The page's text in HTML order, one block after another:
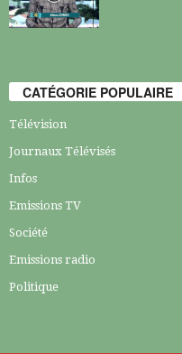
CATÉGORIE POPULAIRE
Télévision
Journaux Télévisés
Infos
Emissions TV
Société
Emissions radio
Politique